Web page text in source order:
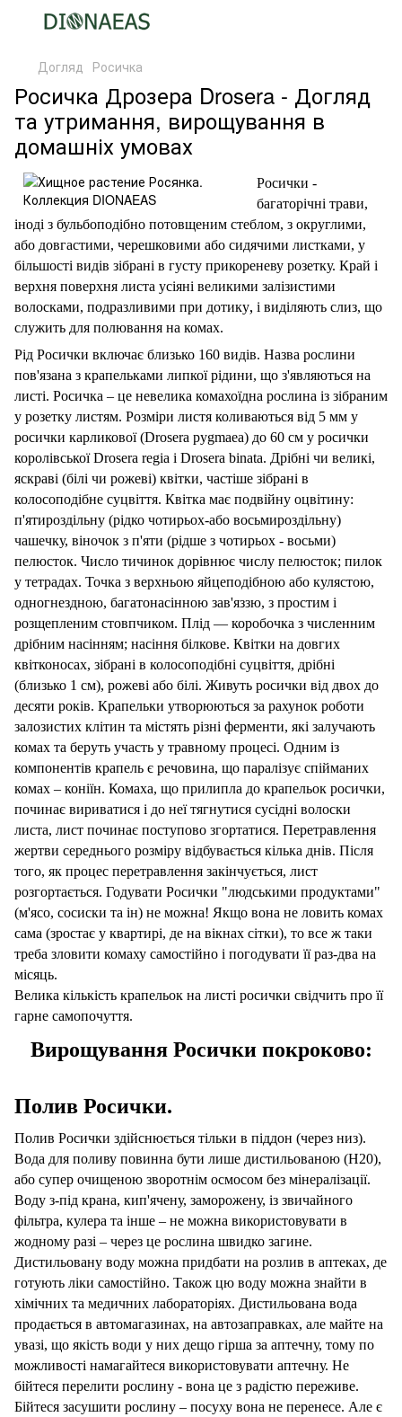
Догляд Росичка
Росичка Дрозера Drosera - Догляд
та утримання, вирощування в
домашніх умовах
Росички -
багаторічні трави,
іноді з бульбоподібно потовщеним стеблом, з округлими,
або довгастими, черешковими або сидячими листками, у
більшості видів зібрані в густу прикореневу розетку. Край і
верхня поверхня листа усіяні великими залізистими
волосками, подразливими при дотику, і виділяють слиз, що
служить для полювання на комах.
Рід Росички включає близько 160 видів. Назва рослини
пов'язана з крапельками липкої рідини, що з'являються на
листі. Росичка – це невелика комахоїдна рослина із зібраним
у розетку листям. Розміри листя коливаються від 5 мм у
росички карликової (Drosera pygmaea) до 60 см у росички
королівської Drosera regia і Drosera binata. Дрібні чи великі,
яскраві (білі чи рожеві) квітки, частіше зібрані в
колосоподібне суцвіття. Квітка має подвійну оцвітину:
п'ятироздільну (рідко чотирьох-або восьмироздільну)
чашечку, віночок з п'яти (рідше з чотирьох - восьми)
пелюсток. Число тичинок дорівнює числу пелюсток; пилок
у тетрадах. Точка з верхньою яйцеподібною або кулястою,
одногнездною, багатонасінною зав'яззю, з простим і
розщепленим стовпчиком. Плід — коробочка з численним
дрібним насінням; насіння білкове. Квітки на довгих
квітконосах, зібрані в колосоподібні суцвіття, дрібні
(близько 1 см), рожеві або білі. Живуть росички від двох до
десяти років. Крапельки утворюються за рахунок роботи
залозистих клітин та містять різні ферменти, які залучають
комах та беруть участь у травному процесі. Одним із
компонентів крапель є речовина, що паралізує спійманих
комах – коніїн. Комаха, що прилипла до крапельок росички,
починає вириватися і до неї тягнутися сусідні волоски
листа, лист починає поступово згортатися. Перетравлення
жертви середнього розміру відбувається кілька днів. Після
того, як процес перетравлення закінчується, лист
розгортається. Годувати Росички "людськими продуктами"
(м'ясо, сосиски та ін) не можна! Якщо вона не ловить комах
сама (зростає у квартирі, де на вікнах сітки), то все ж таки
треба зловити комаху самостійно і погодувати її раз-два на
місяць.
Велика кількість крапельок на листі росички свідчить про її
гарне самопочуття.
Вирощування Росички покроково:
Полив Росички.
Полив Росички здійснюється тільки в піддон (через низ).
Вода для поливу повинна бути лише дистильованою (H20),
або супер очищеною зворотнім осмосом без мінералізації.
Воду з-під крана, кип'ячену, заморожену, із звичайного
фільтра, кулера та інше – не можна використовувати в
жодному разі – через це рослина швидко загине.
Дистильовану воду можна придбати на розлив в аптеках, де
готують ліки самостійно. Також цю воду можна знайти в
хімічних та медичних лабораторіях. Дистильована вода
продається в автомагазинах, на автозаправках, але майте на
увазі, що якість води у них дещо гірша за аптечну, тому по
можливості намагайтеся використовувати аптечну. Не
бійтеся перелити рослину - вона це з радістю переживе.
Бійтеся засушити рослину – посуху вона не перенесе. Але є